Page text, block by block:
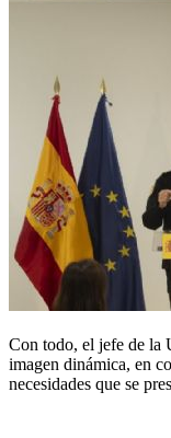
Con todo, el jefe de la
imagen dinámica, en
necesidades que se